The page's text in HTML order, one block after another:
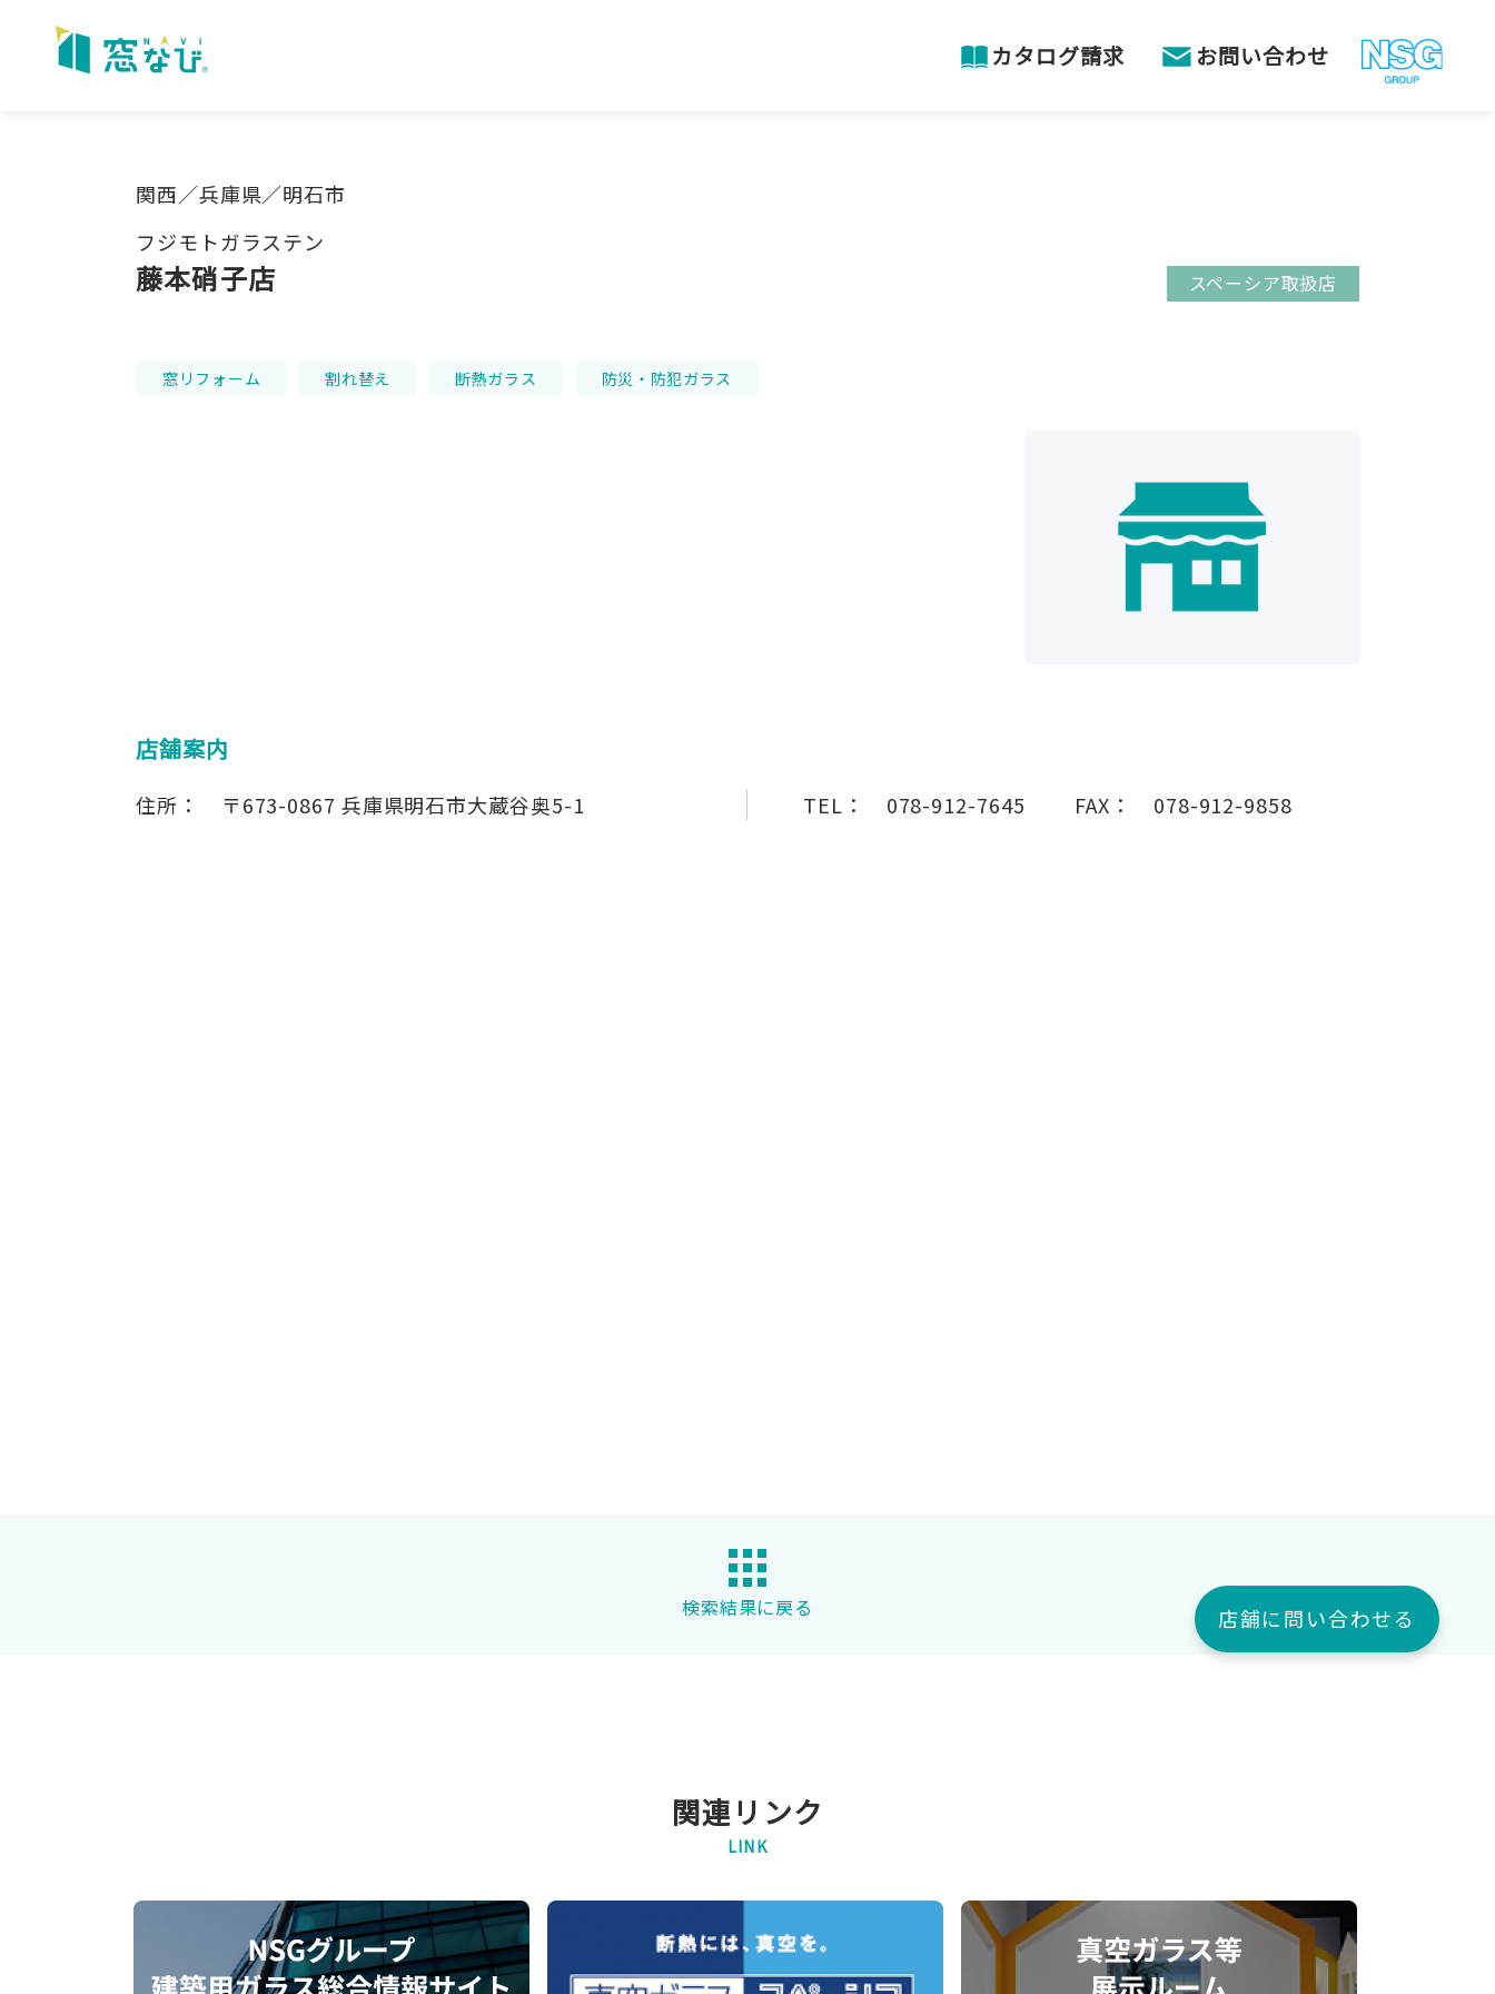
content
カタログ請求 お問い合わせ
関西／兵庫県／明石市
フジモトガラステン
藤本硝子店 スペーシア取扱店
窓リフォーム 割れ替え 断熱ガラス 防災・防犯ガラス
店舗案内
住所： 〒673-0867 兵庫県明石市大蔵谷奥5-1 TEL： 078-912-7645 FAX： 078-912-9858
検索結果に戻る
関連リンク
LINK
店舗に問い合わせる